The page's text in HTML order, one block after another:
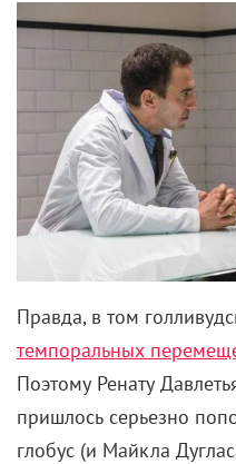
Правда, в том
темпоральных
Поэтому Ренату
пришлось серьезно
глобус (и Майкла